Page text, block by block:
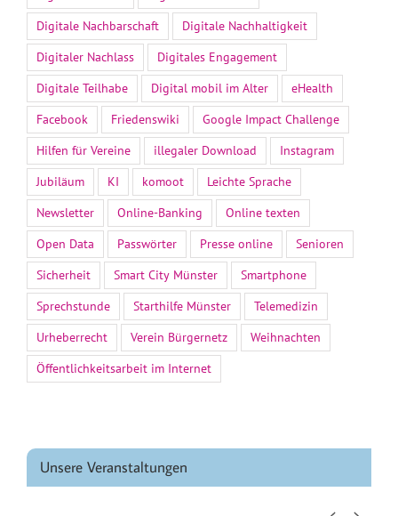
Unsere Veranstaltungen
Digitale Nachbarschaft
Digitale Nachhaltigkeit
Digitaler Nachlass
Digitales Engagement
Digitale Teilhabe
Digital mobil im Alter
eHealth
Facebook
Friedenswiki
Google Impact Challenge
Hilfen für Vereine
illegaler Download
Instagram
Jubiläum
KI komoot
Leichte Sprache
Newsletter
Online-Banking
Online texten
Open Data
Passwörter Presse online
Senioren
Sicherheit
Smart City Münster
Smartphone
Sprechstunde
Starthilfe Münster
Telemedizin
Urheberrecht
Verein Bürgernetz
Weihnachten
Öffentlichkeitsarbeit im Internet